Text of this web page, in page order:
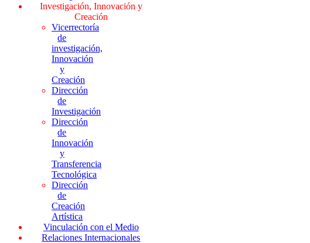
Investigación, Innovación y
Creación
Vicerrectoría
de
investigación,
Innovación
y
Creación
Dirección
de
Investigación
Dirección
de
Innovación
y
Transferencia
Tecnológica
Dirección
de
Creación
Artística
Vinculación con el Medio
Relaciones Internacionales